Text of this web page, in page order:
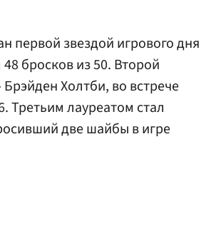
первой звездой игрового дня
бросков из 50. Второй
Холтби, во встрече
Третьим лауреатом стал
две шайбы в игре